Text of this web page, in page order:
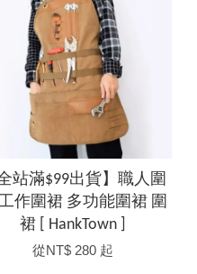
全站滿$99出貨】職人圍
作圍裙 多功能圍裙 圍
裙 [ HankTown ]
從NT$ 280 起